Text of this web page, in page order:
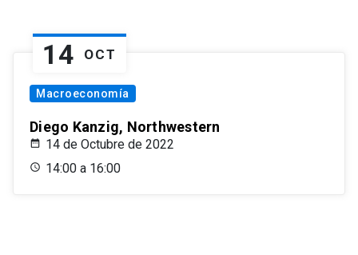
14 OCT
Macroeconomía
Diego Kanzig, Northwestern
14 de Octubre de 2022
14:00 a 16:00